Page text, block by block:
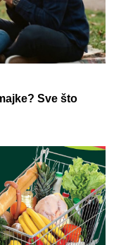
Sve što